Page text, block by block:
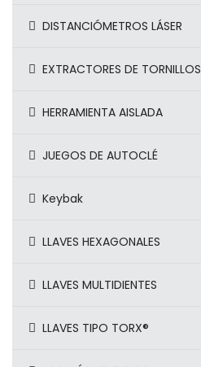
DISTANCIÓMETROS LÁSER
EXTRACTORES DE TORNILLOS
HERRAMIENTA AISLADA
JUEGOS DE AUTOCLÉ
Keybak
LLAVES HEXAGONALES
LLAVES MULTIDIENTES
LLAVES TIPO TORX®